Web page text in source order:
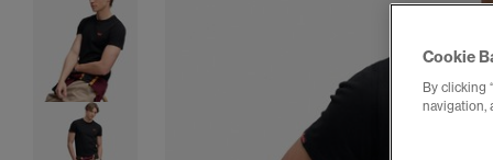
Cookie
By clicking
navigation,